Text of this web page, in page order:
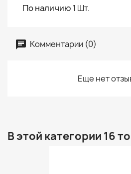
По наличию 1 Шт.
Комментарии (0)
Еще нет
В этой категории 16